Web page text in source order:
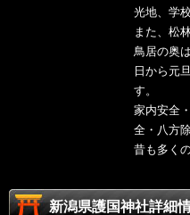
光地、学
また、松
鳥居の奥
日から元
す。
家内安全
全・八方
昔も多く
新潟県護国神社詳細